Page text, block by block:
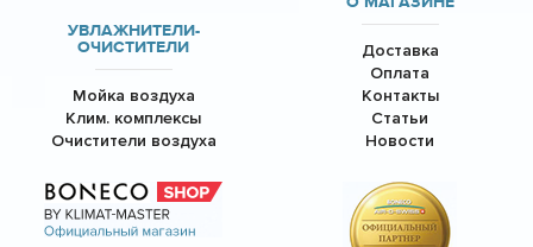
УВЛАЖНИТЕЛИ-
ОЧИСТИТЕЛИ
Мойка воздуха
Клим. комплексы
Очистители воздуха
Доставка
Оплата
Контакты
Статьи
Новости